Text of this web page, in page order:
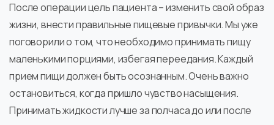
После операции цель пациента – изменить свой образ
жизни, внести правильные пищевые привычки. Мы уже
поговорили о том, что необходимо принимать пищу
маленькими порциями, избегая переедания. Каждый
прием пищи должен быть осознанным. Очень важно
остановиться, когда пришло чувство насыщения.
Принимать жидкости лучше за полчаса до или после